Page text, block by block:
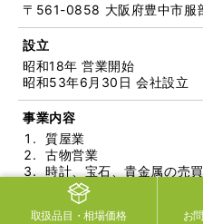
〒561-0858 大阪府豊中市服
設立
昭和18年 営業開始
昭和53年6月30日 会社設立
事業内容
質屋業
古物営業
時計、宝石、貴金属の売
家庭用電気製品、電話器
具、がん具、娯楽用品、
買業務
取扱品目 ・相場価格 お